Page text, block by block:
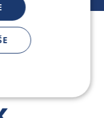
Asociace
energií.